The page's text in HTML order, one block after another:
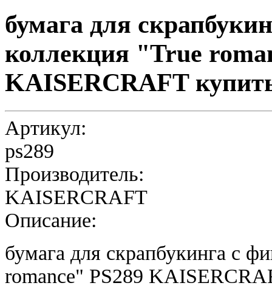
бумага для
коллекция "True
KAISERCRAFT
Артикул:
ps289
Производитель:
KAISERCRAFT
Описание:
бумага для скрапбукинга с
romance" PS289